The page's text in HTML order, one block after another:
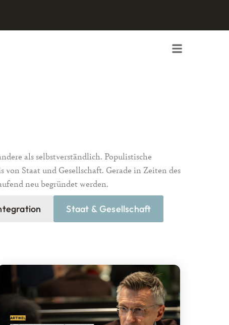
als selbstverständlich. Populistische
Staat und Gesellschaft. Gerade in Zeiten des
neu begründet werden.
Staat & Gesellschaft